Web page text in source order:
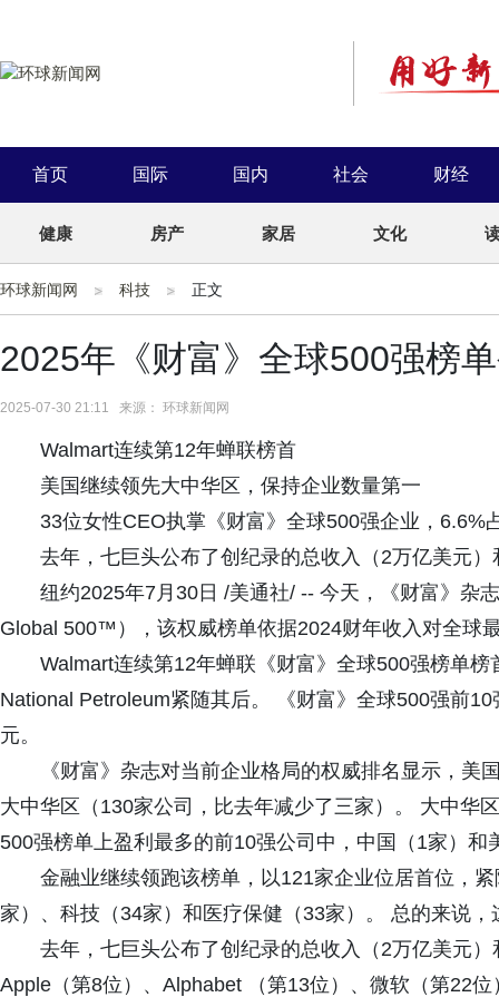
首页 国际 国内 社会 财经
健康 房产 家居 文化
环球新闻网 科技 正文
2025年《财富》全球500强榜
2025-07-30 21:11 来源： 环球新闻网
Walmart连续第12年蝉联榜首
美国继续领先大中华区，保持企业数量第一
33位女性CEO执掌《财富》全球500强企业，6.6%
去年，七巨头公布了创纪录的总收入（2万亿美元
纽约2025年7月30日 /美通社/ -- 今天，《财富》杂
Global 500™），该权威榜单依据2024财年收入对全球
Walmart连续第12年蝉联《财富》全球500强榜单
National Petroleum紧随其后。 《财富》全球500强前
元。
《财富》杂志对当前企业格局的权威排名显示，
大中华区（130家公司，比去年减少了三家）。 大中华
500强榜单上盈利最多的前10强公司中，中国（1家）和
金融业继续领跑该榜单，以121家企业位居首位，
家）、科技（34家）和医疗保健（33家）。 总的来说
去年，七巨头公布了创纪录的总收入（2万亿美元
Apple（第8位）、Alphabet （第13位）、微软（第22